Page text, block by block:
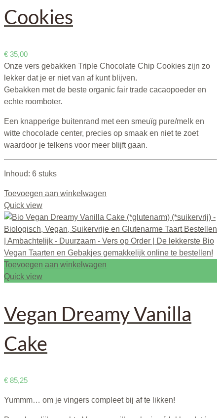
Cookies
€ 35,00
Onze vers gebakken Triple Chocolate Chip Cookies zijn zo
lekker dat je er niet van af kunt blijven.
Gebakken met de beste organic fair trade cacaopoeder en
echte roomboter.
Een knapperige buitenrand met een smeuïg pure/melk en
witte chocolade center, precies op smaak en niet te zoet
waardoor je telkens voor meer blijft gaan.
Inhoud: 6 stuks
Toevoegen aan winkelwagen
Quick view
Toevoegen aan winkelwagen
Quick view
Vegan Dreamy Vanilla
Cake
€ 85,25
Yummm… om je vingers compleet bij af te likken!